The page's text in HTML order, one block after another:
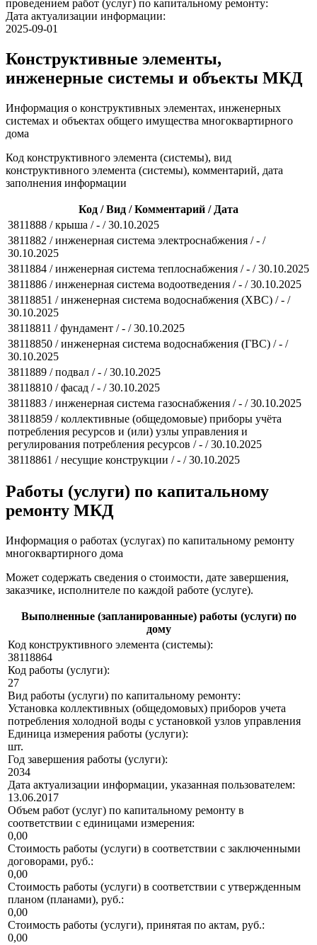
проведением работ (услуг) по капитальному ремонту:
Дата актуализации информации:
2025-09-01
Конструктивные элементы,
инженерные системы и объекты МКД
Информация о конструктивных элементах, инженерных
системах и объектах общего имущества многоквартирного
дома
Код конструктивного элемента (системы), вид
конструктивного элемента (системы), комментарий, дата
заполнения информации
Код / Вид / Комментарий / Дата
3811888 / крыша / - / 30.10.2025
3811882 / инженерная система электроснабжения / - /
30.10.2025
3811884 / инженерная система теплоснабжения / - / 30.10.2025
3811886 / инженерная система водоотведения / - / 30.10.2025
38118851 / инженерная система водоснабжения (ХВС) / - /
30.10.2025
38118811 / фундамент / - / 30.10.2025
38118850 / инженерная система водоснабжения (ГВС) / - /
30.10.2025
3811889 / подвал / - / 30.10.2025
38118810 / фасад / - / 30.10.2025
3811883 / инженерная система газоснабжения / - / 30.10.2025
38118859 / коллективные (общедомовые) приборы учёта
потребления ресурсов и (или) узлы управления и
регулирования потребления ресурсов / - / 30.10.2025
38118861 / несущие конструкции / - / 30.10.2025
Работы (услуги) по капитальному
ремонту МКД
Информация о работах (услугах) по капитальному ремонту
многоквартирного дома
Может содержать сведения о стоимости, дате завершения,
заказчике, исполнителе по каждой работе (услуге).
Выполненные (запланированные) работы (услуги) по
дому
Код конструктивного элемента (системы):
38118864
Код работы (услуги):
27
Вид работы (услуги) по капитальному ремонту:
Установка коллективных (общедомовых) приборов учета
потребления холодной воды с установкой узлов управления
Единица измерения работы (услуги):
шт.
Год завершения работы (услуги):
2034
Дата актуализации информации, указанная пользователем:
13.06.2017
Объем работ (услуг) по капитальному ремонту в
соответствии с единицами измерения:
0,00
Стоимость работы (услуги) в соответствии с заключенными
договорами, руб.:
0,00
Стоимость работы (услуги) в соответствии с утвержденным
планом (планами), руб.:
0,00
Стоимость работы (услуги), принятая по актам, руб.:
0,00